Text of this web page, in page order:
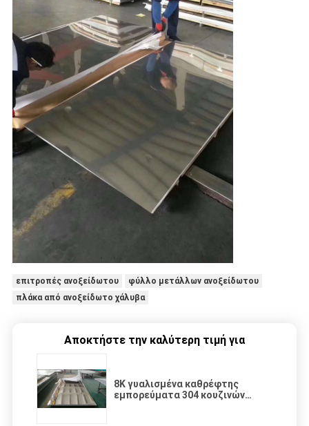
επιτροπές ανοξείδωτου
φύλλο μετάλλων ανοξείδωτου
πλάκα από ανοξείδωτο χάλυβα
Αποκτήστε την καλύτερη τιμή για
8K γυαλισμένα καθρέφτης
εμπορεύματα 304 κουζινών